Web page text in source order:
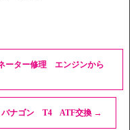
ーター修理 エンジンから
ナゴン T4 ATF交換 →